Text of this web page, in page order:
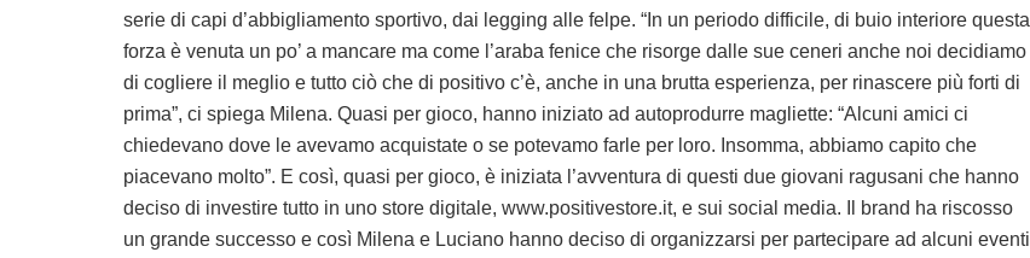
serie di capi d’abbigliamento sportivo, dai legging alle felpe. “In un periodo difficile, di buio interiore questa
forza è venuta un po’ a mancare ma come l’araba fenice che risorge dalle sue ceneri anche noi decidiamo
di cogliere il meglio e tutto ciò che di positivo c’è, anche in una brutta esperienza, per rinascere più forti di
prima”, ci spiega Milena. Quasi per gioco, hanno iniziato ad autoprodurre magliette: “Alcuni amici ci
chiedevano dove le avevamo acquistate o se potevamo farle per loro. Insomma, abbiamo capito che
piacevano molto”. E così, quasi per gioco, è iniziata l’avventura di questi due giovani ragusani che hanno
deciso di investire tutto in uno store digitale, www.positivestore.it, e sui social media. Il brand ha riscosso
un grande successo e così Milena e Luciano hanno deciso di organizzarsi per partecipare ad alcuni eventi